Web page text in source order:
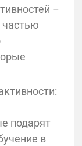
–
частью
подарят
в